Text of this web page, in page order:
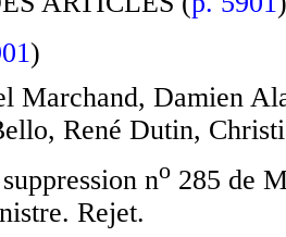
)
Marchand, Damien
René Dutin,
no 285 de
Rejet.